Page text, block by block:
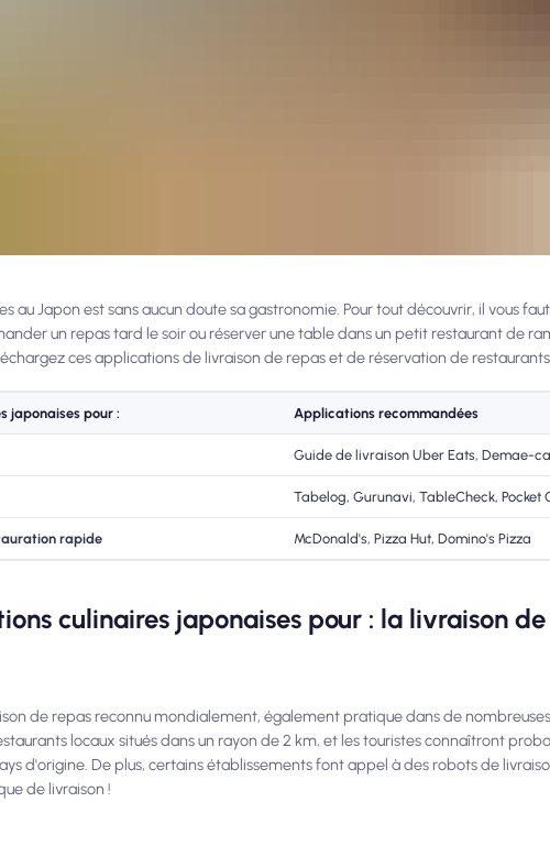
au Japon est sans aucun doute sa gastronomie. Pour tout découvrir, il vous
un repas tard le soir ou réserver une table dans un petit restaurant de
ces applications de livraison de repas et de réservation de
japonaises pour : Applications recommandées
Guide de livraison Uber Eats, Demae-
Tabelog, Gurunavi, TableCheck, Pocket
rapide McDonald's, Pizza Hut, Domino's Pizza
culinaires japonaises pour : la livraison
de repas reconnu mondialement, également pratique dans de
locaux situés dans un rayon de 2 km, et les touristes connaîtront
d'origine. De plus, certains établissements font appel à des robots de
de livraison !